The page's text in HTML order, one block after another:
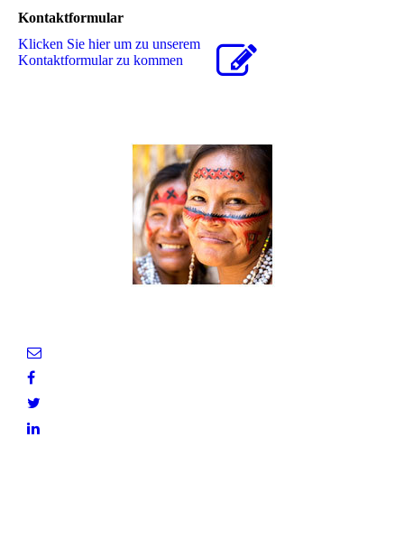
Kontaktformular
Klicken Sie hier um zu unserem
Kon­takt­for­mu­lar zu kommen